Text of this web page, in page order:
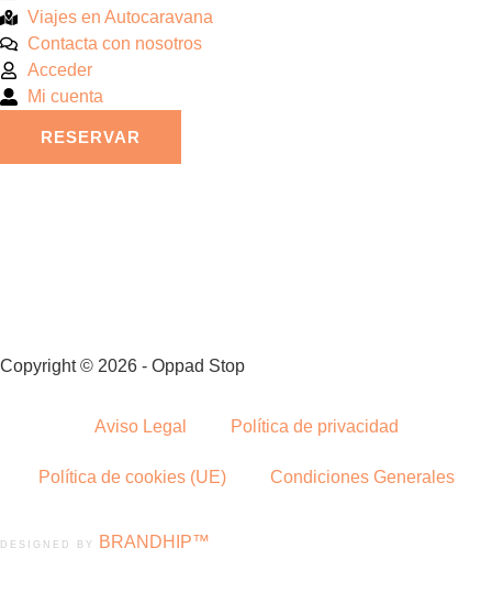
Viajes en Autocaravana
Contacta con nosotros
Acceder
Mi cuenta
RESERVAR
Copyright © 2026 - Oppad Stop
Aviso Legal Política de privacidad
Política de cookies (UE) Condiciones Generales
DESIGNED BY BRANDHIP™